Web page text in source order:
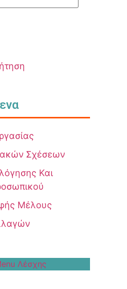
Σχέσεων
Και
Μέλους
Λέσχης